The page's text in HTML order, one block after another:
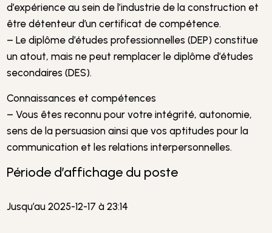
d’expérience au sein de l’industrie de la construction et
être détenteur d’un certificat de compétence.
– Le diplôme d’études professionnelles (DEP) constitue
un atout, mais ne peut remplacer le diplôme d’études
secondaires (DES).
Connaissances et compétences
– Vous êtes reconnu pour votre intégrité, autonomie,
sens de la persuasion ainsi que vos aptitudes pour la
communication et les relations interpersonnelles.
Période d’affichage du poste
Jusqu’au 2025-12-17 à 23:14